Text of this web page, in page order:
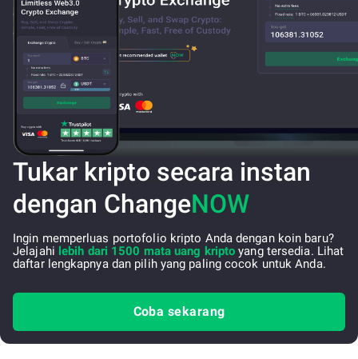
Tukar kripto secara instan
dengan ChangeNOW
Ingin memperluas portofolio kripto Anda dengan koin baru?
Jelajahi lebih dari 1500 mata uang kripto yang tersedia. Lihat
daftar lengkapnya dan pilih yang paling cocok untuk Anda.
Coba sekarang